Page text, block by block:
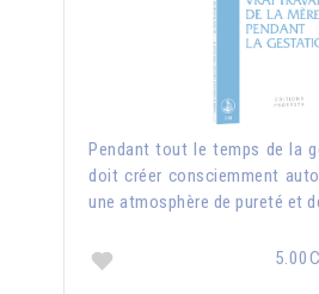
Pendant tout le temps de la
doit créer consciemment
une atmosphère de pureté et